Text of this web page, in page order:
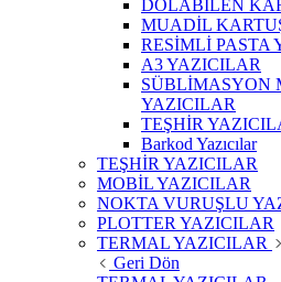
DOLABİLEN
MUADİL
RESİMLİ PASTA
A3 YAZICILAR
SÜBLİMASYON
YAZICILAR
TEŞHİR
Barkod Yazıcılar
TEŞHİR YAZICILAR
MOBİL YAZICILAR
NOKTA VURUŞLU
PLOTTER YAZICILAR
TERMAL YAZICILAR
Geri Dön